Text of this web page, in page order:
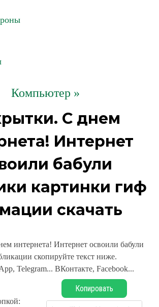
Компьютер »
С днем
Интернет
бабули
картинки гиф
скачать
интернета! Интернет освоили бабули
скопируйте текст ниже.
Telegram... ВКонтакте, Facebook...
Копировать